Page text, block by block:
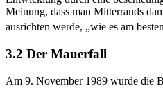
Meinung, dass man Mitterrands
ausrichten werde, „wie es am
3.2 Der Mauerfall
Am 9. November 1989 wurde die